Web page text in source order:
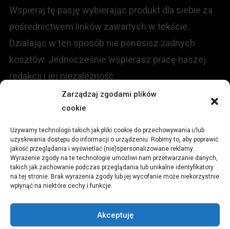
Zarządzaj zgodami plików
cookie
Używamy technologii takich jak pliki cookie do przechowywania i/lub
uzyskiwania dostępu do informacji o urządzeniu. Robimy to, aby poprawić
jakość przeglądania i wyświetlać (nie)spersonalizowane reklamy.
Wyrażenie zgody na te technologie umożliwi nam przetwarzanie danych,
takich jak zachowanie podczas przeglądania lub unikalne identyfikatory
na tej stronie. Brak wyrażenia zgody lub jej wycofanie może niekorzystnie
wpłynąć na niektóre cechy i funkcje.
Akceptuję
Wspieraj tę pasję wybierając produkt dla siebie za
pośrednictwem linków zawartych w tekście.
Działając w ten sposób nie ponosisz żadnych
kosztów. Jednocześnie wspierasz pracę naszej
redakcji i jej niezależność.
Redakcja portalu:
ul.Stara 13, 42-600 Tarnowskie Góry
TEL:+48 509 547 822
redakcja@czytamiwiem.pl